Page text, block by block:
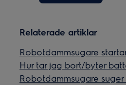
Relaterade artiklar
Robotdammsugare
Hur tar jag bort/byter
Robotdammsugare